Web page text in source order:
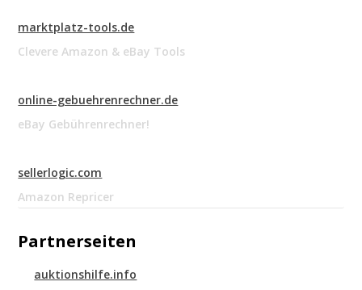
marktplatz-tools.de
Clevere Amazon & eBay Tools
online-gebuehrenrechner.de
eBay Gebührenrechner!
sellerlogic.com
Amazon Repricer
Partnerseiten
auktionshilfe.info